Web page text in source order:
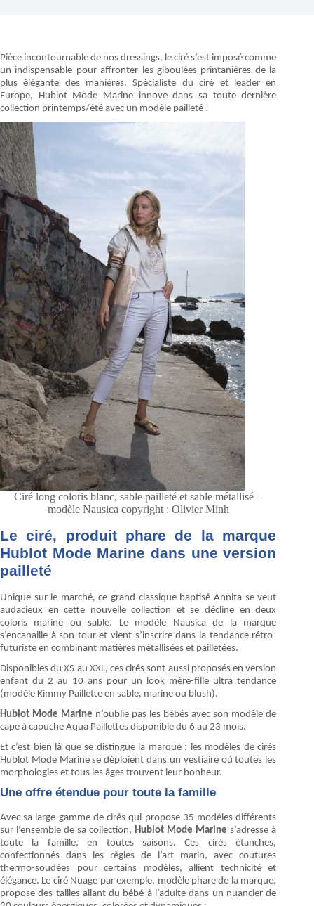
Pièce incontournable de nos dressings, le ciré s’est imposé comme
un indispensable pour affronter les giboulées printanières de la
plus élégante des manières. Spécialiste du ciré et leader en
Europe, Hublot Mode Marine innove dans sa toute dernière
collection printemps/été avec un modèle pailleté !
Ciré long coloris blanc, sable pailleté et sable métallisé –
modèle Nausica copyright : Olivier Minh
Le ciré, produit phare de la marque
Hublot Mode Marine dans une version
pailleté
Unique sur le marché, ce grand classique baptisé Annita se veut
audacieux en cette nouvelle collection et se décline en deux
coloris marine ou sable. Le modèle Nausica de la marque
s’encanaille à son tour et vient s’inscrire dans la tendance rétro-
futuriste en combinant matières métallisées et pailletées.
Disponibles du XS au XXL, ces cirés sont aussi proposés en version
enfant du 2 au 10 ans pour un look mère-fille ultra tendance
(modèle Kimmy Paillette en sable, marine ou blush).
Hublot Mode Marine n’oublie pas les bébés avec son modèle de
cape à capuche Aqua Paillettes disponible du 6 au 23 mois.
Et c’est bien là que se distingue la marque : les modèles de cirés
Hublot Mode Marine se déploient dans un vestiaire où toutes les
morphologies et tous les âges trouvent leur bonheur.
Une offre étendue pour toute la famille
Avec sa large gamme de cirés qui propose 35 modèles différents
sur l’ensemble de sa collection, Hublot Mode Marines’adresse à
toute la famille, en toutes saisons. Ces cirés étanches,
confectionnés dans les règles de l’art marin, avec coutures
thermo-soudées pour certains modèles, allient technicité et
élégance. Le ciré Nuage par exemple, modèle phare de la marque,
propose des tailles allant du bébé à l’adulte dans un nuancier de